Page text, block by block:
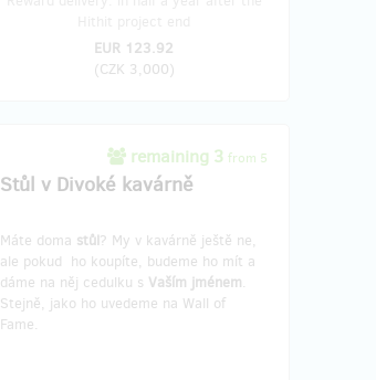
EUR 123.92
(CZK 3,000)
remaining 3 from 5
Stůl v Divoké kavárně
Máte doma stůl? My v kavárně ještě ne,
ale pokud ho koupíte, budeme ho mít a
dáme na něj cedulku s Vaším jménem.
Stejně, jako ho uvedeme na Wall of
Fame.